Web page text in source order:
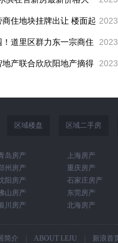
住地块挂牌出让 楼面起
道里区群力东一宗商住
产联合欣欣阳地产摘得
区域楼盘 区域二手房
岛房产
上海房产
州房产
重庆房产
阳房产
石家庄房产
山房产
东莞房产
川房产 北海房产
简介 ABOUT LEJU 新浪首